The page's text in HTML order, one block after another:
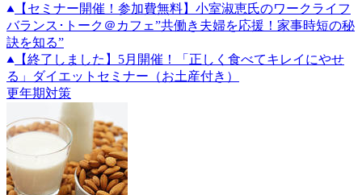
【セミナー開催！参加費無料】小室淑恵氏のワークライフ
バランス･トーク＠カフェ”共働き夫婦を応援！家事時短の秘
訣を知る”
【終了しました】5月開催！「正しく食べてキレイにやせ
る」ダイエットセミナー（お土産付き）
更年期対策